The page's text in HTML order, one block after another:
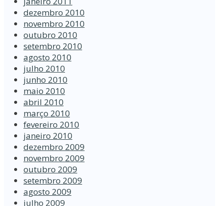
dezembro 2010
novembro 2010
outubro 2010
setembro 2010
agosto 2010
julho 2010
junho 2010
maio 2010
abril 2010
março 2010
fevereiro 2010
janeiro 2010
dezembro 2009
novembro 2009
outubro 2009
setembro 2009
agosto 2009
julho 2009